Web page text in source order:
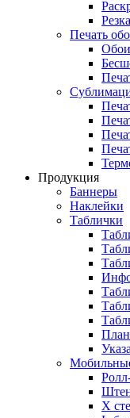
Печать
Продукция
Баннеры
Наклейки
Таблички
Х